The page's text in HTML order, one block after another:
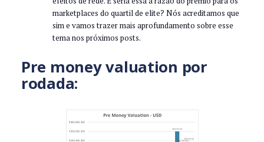
marketplaces do quartil de elite? Nós acreditamos que
sim e vamos trazer mais aprofundamento sobre esse
tema nos próximos posts.
Pre money valuation por
rodada: